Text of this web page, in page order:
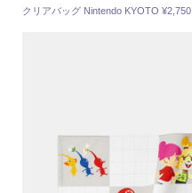
クリアバッグ Nintendo KYOTO ¥2,750